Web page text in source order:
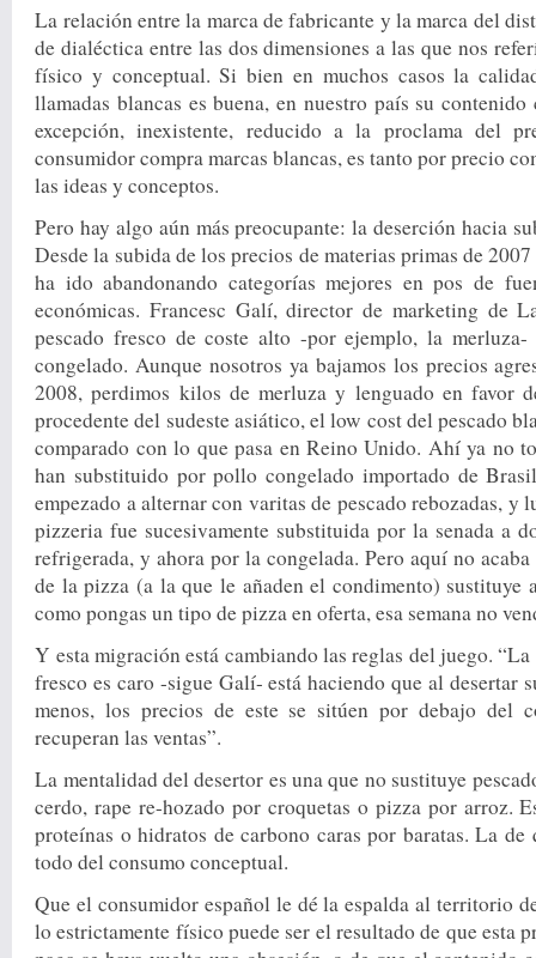
La relación entre la marca de fabricante y la marca del
de dialécti­ca entre las dos dimensiones a las que nos
físico y conceptual. Si bien en muchos casos la
llamadas blancas es buena, en nuestro país su
excepción, inexistente, reducido a la proclama del
consumidor compra marcas blancas, es tanto por pre­cio
las ideas y conceptos.
Pero hay algo aún más preocu­pante: la deserción hacia
Desde la subida de los precios de materias primas de
ha ido abandonando categorías mejores en pos de
económicas. Fran­cesc Galí, director de marketing de
pesca­do fresco de coste alto -por ejem­plo, la
congelado. Aunque noso­tros ya bajamos los precios
2008, perdi­mos kilos de merluza y lenguado en favor
procedente del sudeste asiático, el low cost del pescado
comparado con lo que pasa en Reino Unido. Ahí ya no
han substituido por pollo congelado importado de
empezado a alternar con varitas de pescado reboza­das, y
piz­zeria fue sucesivamente substitui­da por la senada a
refrigerada, y ahora por la congelada. Pero aquí no
de la pizza (a la que le añaden el condimento) sustituye
como pongas un tipo de pizza en oferta, esa semana no
Y esta migración está cambian­do las reglas del juego.
fresco es caro -sigue Galí- está haciendo que al desertar
menos, los precios de este se si­túen por debajo del
recuperan las ventas”.
La mentalidad del desertor es una que no sustituye
cerdo, rape re-hozado por croquetas o pizza por arroz.
proteínas o hidratos de carbono caras por baratas. La de
todo del consumo conceptual.
Que el consumidor español le dé la espalda al territorio
lo estrictamen­te físico puede ser el resultado de que esta